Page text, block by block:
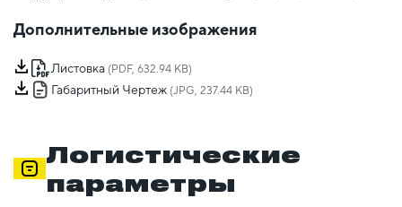
Дополнительные изображения
Листовка (PDF, 632.94 KB)
Габаритный Чертеж (JPG, 237.44 KB)
Логистические
параметры